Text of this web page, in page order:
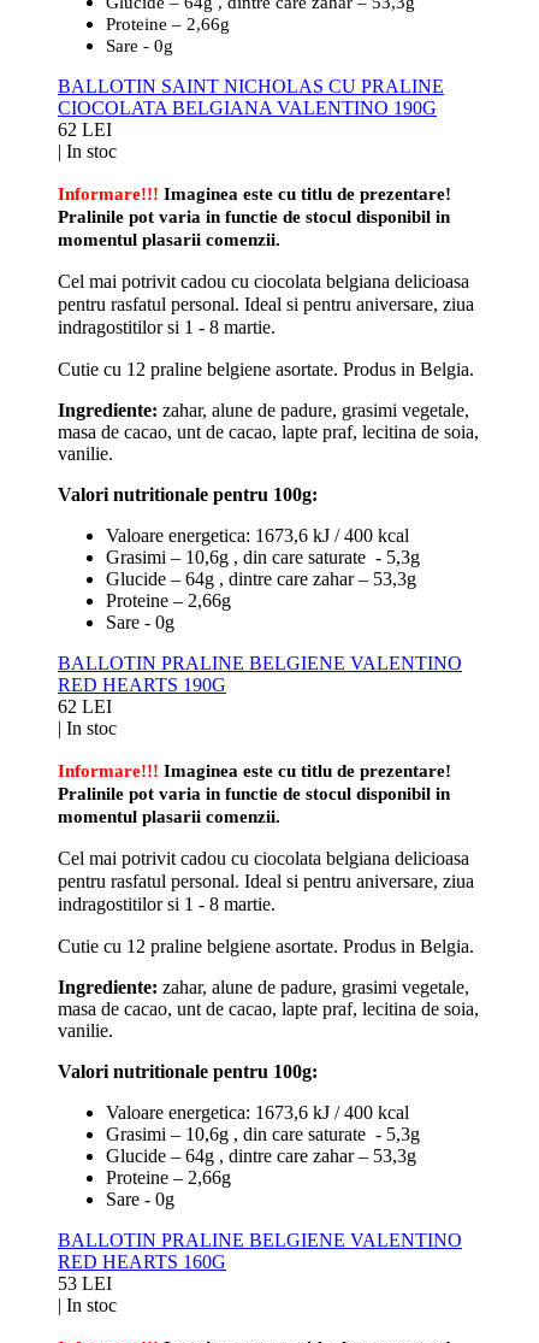
Proteine – 2,66g
Sare - 0g
BALLOTIN SAINT NICHOLAS CU PRALINE
CIOCOLATA BELGIANA VALENTINO 190G
62 LEI
| In stoc
Informare!!! Imaginea este cu titlu de prezentare!
Pralinile pot varia in functie de stocul disponibil in
momentul plasarii comenzii.
Cel mai potrivit cadou cu ciocolata belgiana delicioasa
pentru rasfatul personal. Ideal si pentru aniversare, ziua
indragostitilor si 1 - 8 martie.
Cutie cu 12 praline belgiene asortate. Produs in Belgia.
Ingrediente: zahar, alune de padure, grasimi vegetale,
masa de cacao, unt de cacao, lapte praf, lecitina de soia,
vanilie.
Valori nutritionale pentru 100g:
Valoare energetica: 1673,6 kJ / 400 kcal
Grasimi – 10,6g , din care saturate - 5,3g
Glucide – 64g , dintre care zahar – 53,3g
Proteine – 2,66g
Sare - 0g
BALLOTIN PRALINE BELGIENE VALENTINO
RED HEARTS 190G
62 LEI
| In stoc
Informare!!! Imaginea este cu titlu de prezentare!
Pralinile pot varia in functie de stocul disponibil in
momentul plasarii comenzii.
Cel mai potrivit cadou cu ciocolata belgiana delicioasa
pentru rasfatul personal. Ideal si pentru aniversare, ziua
indragostitilor si 1 - 8 martie.
Cutie cu 12 praline belgiene asortate. Produs in Belgia.
Ingrediente: zahar, alune de padure, grasimi vegetale,
masa de cacao, unt de cacao, lapte praf, lecitina de soia,
vanilie.
Valori nutritionale pentru 100g:
Valoare energetica: 1673,6 kJ / 400 kcal
Grasimi – 10,6g , din care saturate - 5,3g
Glucide – 64g , dintre care zahar – 53,3g
Proteine – 2,66g
Sare - 0g
BALLOTIN PRALINE BELGIENE VALENTINO
RED HEARTS 160G
53 LEI
| In stoc